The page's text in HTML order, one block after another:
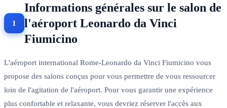
Informations générales sur le salon de
l'aéroport Leonardo da Vinci
Fiumicino
L'aéroport international Rome-Leonardo da Vinci Fiumicino vous
propose des salons conçus pour vous permettre de vous ressourcer
loin de l'agitation de l'aéroport. Pour vous garantir une expérience
plus confortable et relaxante, vous devriez réserver l'accès aux